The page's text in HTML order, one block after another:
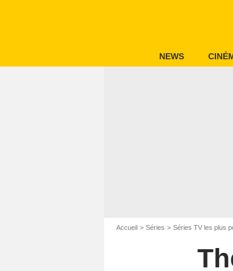
NEWS
Accueil Séries Séries TV les plus